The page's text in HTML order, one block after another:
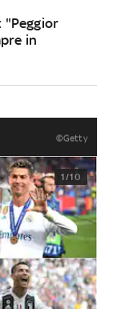
"Peggior
in
©Getty
1/10